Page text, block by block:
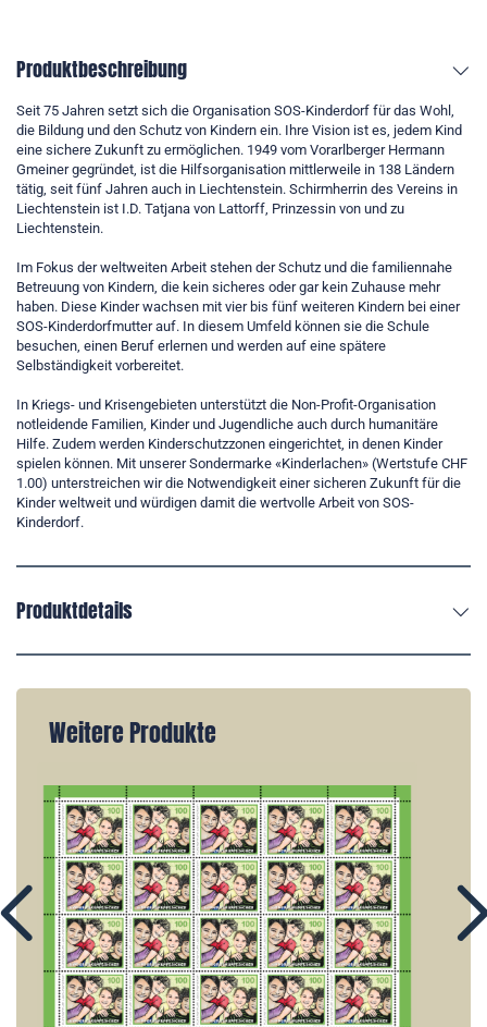
Produktbeschreibung
Seit 75 Jahren setzt sich die Organisation SOS-Kinderdorf für das Wohl,
die Bildung und den Schutz von Kindern ein. Ihre Vision ist es, jedem Kind
eine sichere Zukunft zu ermöglichen. 1949 vom Vorarlberger Hermann
Gmeiner gegründet, ist die Hilfsorganisation mittlerweile in 138 Ländern
tätig, seit fünf Jahren auch in Liechtenstein. Schirmherrin des Vereins in
Liechtenstein ist I.D. Tatjana von Lattorff, Prinzessin von und zu
Liechtenstein.
Im Fokus der weltweiten Arbeit stehen der Schutz und die familiennahe
Betreuung von Kindern, die kein sicheres oder gar kein Zuhause mehr
haben. Diese Kinder wachsen mit vier bis fünf weiteren Kindern bei einer
SOS-Kinderdorfmutter auf. In diesem Umfeld können sie die Schule
besuchen, einen Beruf erlernen und werden auf eine spätere
Selbständigkeit vorbereitet.
In Kriegs- und Krisengebieten unterstützt die Non-Profit-Organisation
notleidende Familien, Kinder und Jugendliche auch durch humanitäre
Hilfe. Zudem werden Kinderschutzzonen eingerichtet, in denen Kinder
spielen können. Mit unserer Sondermarke «Kinderlachen» (Wertstufe CHF
1.00) unterstreichen wir die Notwendigkeit einer sicheren Zukunft für die
Kinder weltweit und würdigen damit die wertvolle Arbeit von SOS-
Kinderdorf.
Produktdetails
Weitere Produkte